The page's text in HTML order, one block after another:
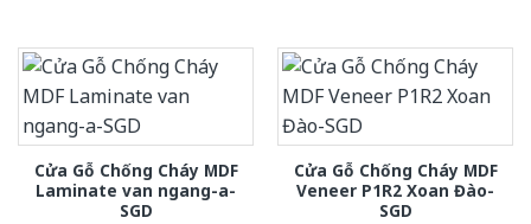
Cửa Gỗ Chống Cháy MDF
Laminate van ngang-a-
SGD
Cửa Gỗ Chống Cháy MDF
Veneer P1R2 Xoan Đào-
SGD